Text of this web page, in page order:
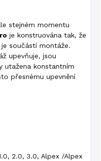
stejném momentu
je konstruována tak, že
součástí montáže.
upevňuje, jsou
utažena konstantním
přesnému upevnění
2.0, 3.0, Alpex /Alpex